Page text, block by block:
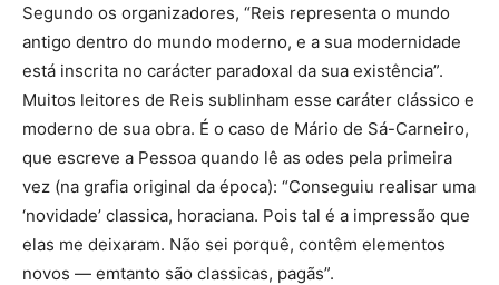
Segundo os organizadores, “Reis representa o mundo
antigo dentro do mundo moderno, e a sua modernidade
está inscrita no carácter paradoxal da sua existência”.
Muitos leitores de Reis sublinham esse caráter clássico e
moderno de sua obra. É o caso de Mário de Sá-Carneiro,
que escreve a Pessoa quando lê as odes pela primeira
vez (na grafia original da época): “Conseguiu realisar uma
‘novidade’ classica, horaciana. Pois tal é a impressão que
elas me deixaram. Não sei porquê, contêm elementos
novos — emtanto são classicas, pagãs”.